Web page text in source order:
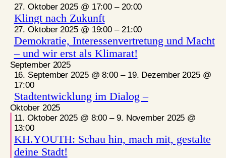
27. Oktober 2025 @ 17:00 – 20:00
Klingt nach Zukunft
27. Oktober 2025 @ 19:00 – 21:00
Demokratie, Interessenvertretung und Macht
– und wir erst als Klimarat!
September 2025
16. September 2025 @ 8:00 – 19. Dezember 2025 @
17:00
Stadtentwicklung im Dialog –
Oktober 2025
11. Oktober 2025 @ 8:00 – 9. November 2025 @
13:00
KH.YOUTH: Schau hin, mach mit, gestalte
deine Stadt!